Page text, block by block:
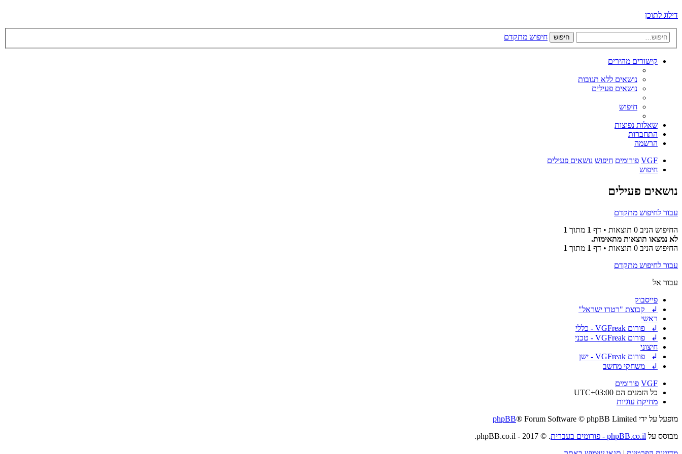
דילוג לתוכן
חיפוש חיפוש מתקדם
קישורים מהירים
נושאים ללא תגובות
נושאים פעילים
חיפוש
שאלות נפוצות
התחברות
הרשמה
VGF פורומים חיפוש נושאים פעילים
חיפוש
נושאים פעילים
עבור לחיפוש מתקדם
החיפוש הניב 0 תוצאות • דף
1 מתוך 1
לא נמצאו תוצאות מתאימות.
החיפוש הניב 0 תוצאות • דף
1 מתוך 1
עבור לחיפוש מתקדם
עבור אל
פייסבוק
↲ קבוצת "רטרו ישראל"
ראשי
↲ פורום VGFreak - כללי
↲ פורום VGFreak - טכני
חיצוני
↲ פורום VGFreak - ישן
↲ משחקי מחשב
VGF פורומים
כל הזמנים הם UTC+03:00
מחיקת עוגיות
מופעל על ידי
phpBB® Forum Software © phpBB Limited
מבוסס על phpBB.co.il - פורומים בעברית
. © 2017 - phpBB.co.il.